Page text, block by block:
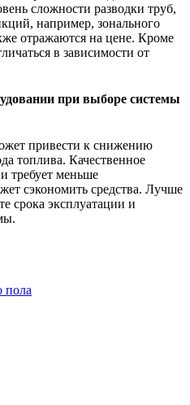
сложности разводки труб,
например, зонального
отражаются на цене. Кроме
в зависимости от
при выборе системы
привести к снижению
топлива. Качественное
требует меньше
сэкономить средства. Лучше
срока эксплуатации и
пола